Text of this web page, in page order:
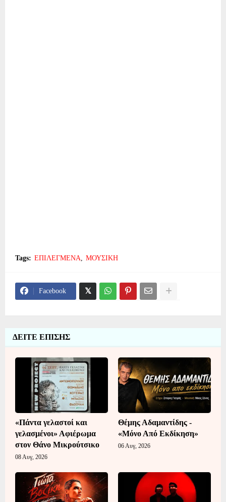
Tags: ΕΠΙΛΕΓΜΕΝΑ ΜΟΥΣΙΚΗ
Facebook
ΔΕΙΤΕ ΕΠΙΣΗΣ
«Πάντα γελαστοί και
γελασμένοι» Αφιέρωμα
στον Θάνο Μικρούτσικο
08 Αυγ, 2026
Θέμης Αδαμαντίδης -
«Μόνο Από Εκδίκηση»
06 Αυγ, 2026